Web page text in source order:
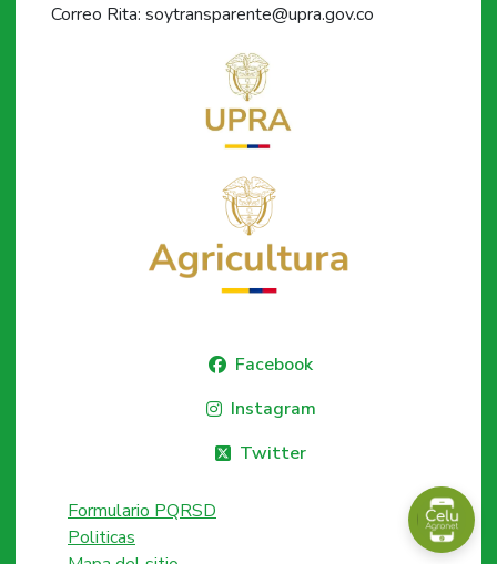
Correo Rita: soytransparente@upra.gov.co
Facebook
Instagram
Twitter
Formulario PQRSD
Politicas